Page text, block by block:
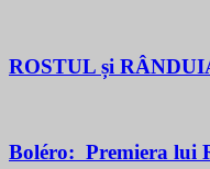
ROSTUL și
Boléro: Premiera lui